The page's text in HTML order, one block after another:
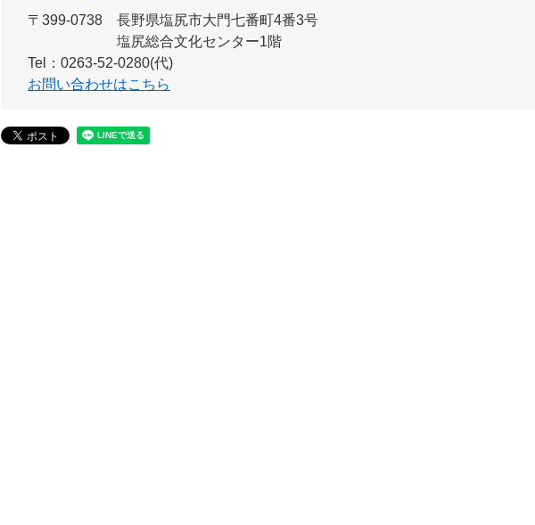
〒399-0738
長野県塩尻市大門七番町4番3号
塩尻総合文化センター1階
Tel：0263-52-0280(代)
お問い合わせはこちら